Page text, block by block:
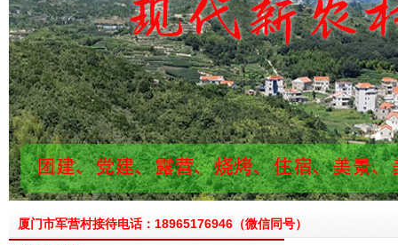
索
厦门市军营村接待电话：18965176946（微信同号）